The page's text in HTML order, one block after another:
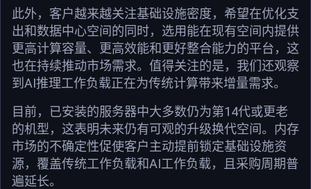
此外，客户越来越关注基础设施密度，希望在优化支
出和数据中心空间的同时，选用能在现有空间内提供
更高计算容量、更高效能和更好整合能力的平台，这
也在持续推动市场需求。值得关注的是，我们还观察
到AI推理工作负载正在为传统计算带来增量需求。
目前，已安装的服务器中大多数仍为第14代或更老
的机型，这表明未来仍有可观的升级换代空间。内存
市场的不确定性促使客户主动提前锁定基础设施资
源，覆盖传统工作负载和AI工作负载，且采购周期普
遍延长。